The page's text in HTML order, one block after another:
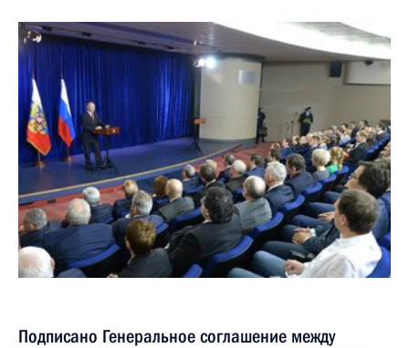
Подписано Генеральное соглашение между